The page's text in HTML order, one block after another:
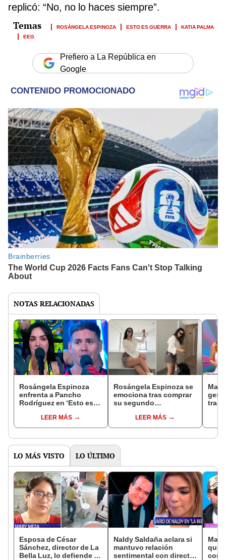
replicó: “No, no lo haces siempre”.
ROSÁNGELA ESPINOZA ESTO ES GUERRA
KATIA PALMA
EEG
Prefiero a La República en
Google
NOTAS RELACIONADAS
Rosángela Espinoza
enfrenta a Pancho
Rodríguez en ‘Esto es
ella no le hizo caso: “Un
hombre despechado”
LEER MÁS
Rosángela Espinoza se
emociona tras comprar
su segundo
mar: "Todo esfuerzo
tiene su recompensa"
LEER MÁS
tras
LO MÁS VISTO LO ÚLTIMO
Esposa de César
Sánchez, director de La
Bella Luz, lo defiende y
Naldy Saldaña aclara si
mantuvo relación
sentimental con director
que
con